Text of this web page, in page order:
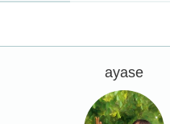
ayase